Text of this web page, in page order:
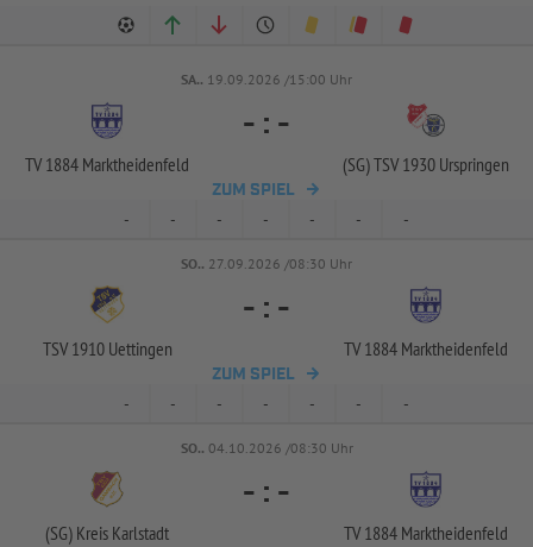
SA.. 19.09.2026 /15:00 Uhr
TV 1884 Marktheidenfeld
- : -
(SG) TSV 1930 Urspringen
ZUM SPIEL
- - - - - - -
SO.. 27.09.2026 /08:30 Uhr
TSV 1910 Uettingen
- : -
TV 1884 Marktheidenfeld
ZUM SPIEL
- - - - - - -
SO.. 04.10.2026 /08:30 Uhr
(SG) Kreis Karlstadt
- : -
TV 1884 Marktheidenfeld